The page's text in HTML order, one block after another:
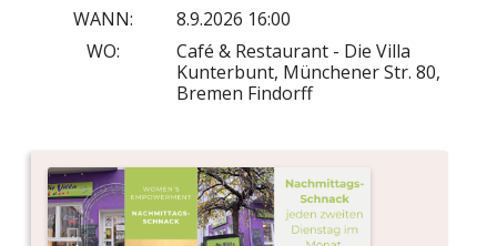
WANN:
8.9.2026 16:00
WO:
Café & Restaurant - Die Villa
Kunterbunt, Münchener Str. 80,
Bremen Findorff